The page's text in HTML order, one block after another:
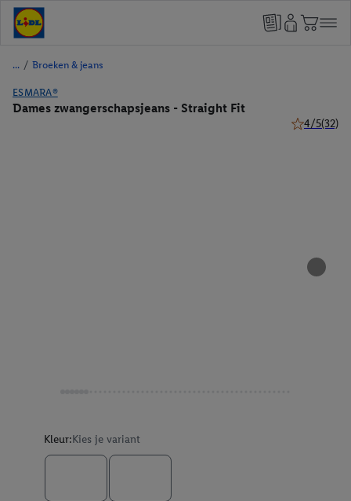
/ Broeken & jeans
ESMARA®
Dames zwangerschapsjeans - Straight Fit
4/5(32)
Kleur:Kies je variant